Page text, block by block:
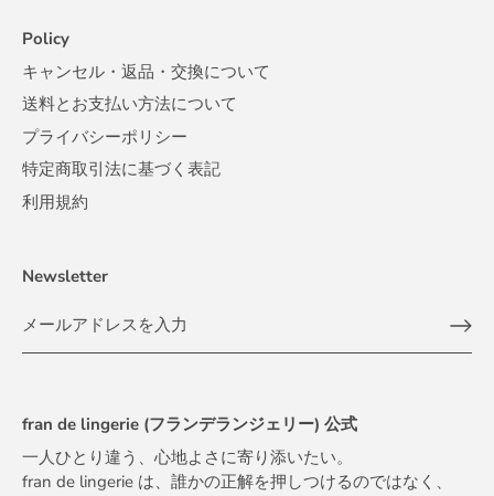
Policy
キャンセル・返品・交換について
送料とお支払い方法について
プライバシーポリシー
特定商取引法に基づく表記
利用規約
Newsletter
fran de lingerie (フランデランジェリー) 公式
一人ひとり違う、心地よさに寄り添いたい。
fran de lingerie は、誰かの正解を押しつけるのではなく、